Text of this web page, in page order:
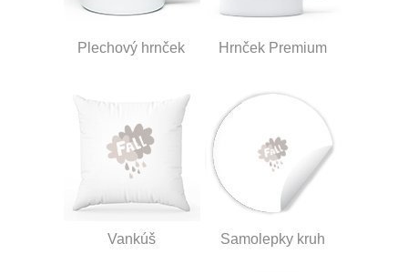
Plechový hrnček Hrnček Premium
Vankúš Samolepky kruh